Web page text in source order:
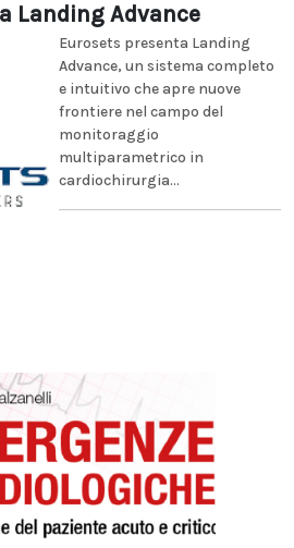
Landing Advance
Eurosets presenta Landing
Advance, un sistema completo
e intuitivo che apre nuove
frontiere nel campo del
monitoraggio
multiparametrico in
cardiochirurgia...